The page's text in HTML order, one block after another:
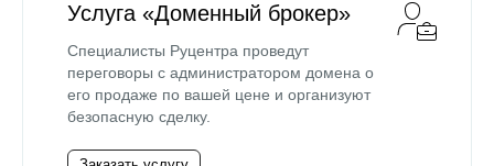
Услуга «Доменный брокер»
Специалисты Руцентра проведут
переговоры с администратором домена о
его продаже по вашей цене и организуют
безопасную сделку.